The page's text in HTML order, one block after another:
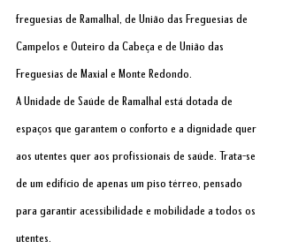
freguesias de Ramalhal, de União das Freguesias de
Campelos e Outeiro da Cabeça e de União das
Freguesias de Maxial e Monte Redondo.
A Unidade de Saúde de Ramalhal está dotada de
espaços que garantem o conforto e a dignidade quer
aos utentes quer aos profissionais de saúde. Trata-se
de um edifício de apenas um piso térreo, pensado
para garantir acessibilidade e mobilidade a todos os
utentes.